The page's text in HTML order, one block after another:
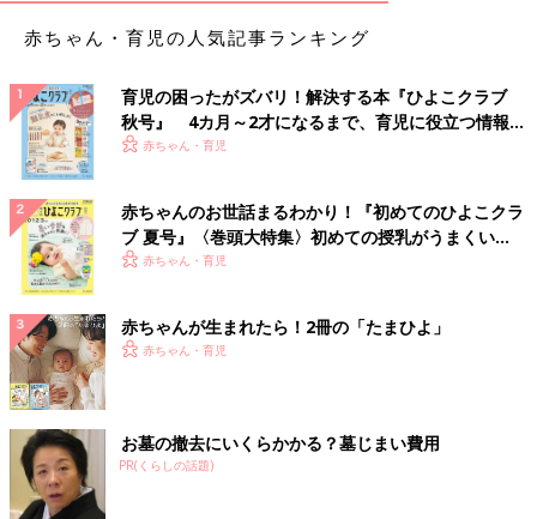
赤ちゃん・育児の人気記事ランキング
育児の困ったがズバリ！解決する本『ひよこクラブ
秋号』 4カ月～2才になるまで、育児に役立つ情報が
いっぱい！
赤ちゃん・育児
赤ちゃんのお世話まるわかり！『初めてのひよこクラ
ブ 夏号』〈巻頭大特集〉初めての授乳がうまくい
く！ おっぱい・ミルクの基本と夏のトラブル 解決テ
赤ちゃん・育児
赤ちゃんが生まれたら！2冊の「たまひよ」
赤ちゃん・育児
お墓の撤去にいくらかかる？墓じまい費用
PR(くらしの話題)